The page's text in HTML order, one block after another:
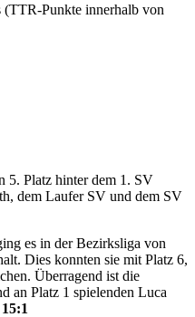
(TTR-Punkte innerhalb von
5. Platz hinter dem 1. SV
dem Laufer SV und dem SV
es in der Bezirksliga von
Dies konnten sie mit Platz 6,
Überragend ist die
an Platz 1 spielenden Luca
15:1